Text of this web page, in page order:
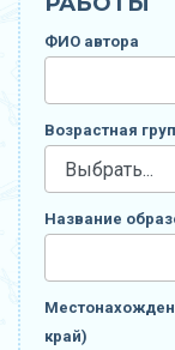
ФИО автора
Возрастная
Название
край)